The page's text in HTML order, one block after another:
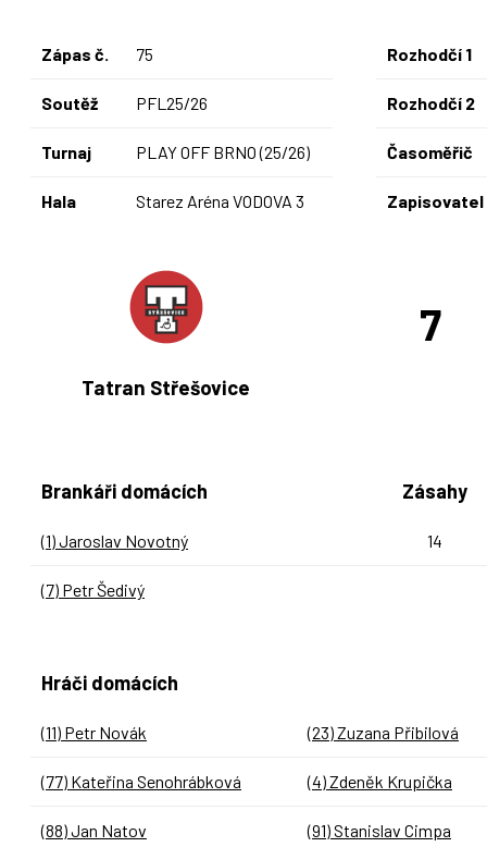
Zápas č. 75
Soutěž PFL25/26
Turnaj PLAY OFF BRNO (25/26)
Hala Starez Aréna VODOVA 3
Rozhodčí 1
Rozhodčí 2
Časoměřič
Zapisovatel
Tatran Střešovice
7
Brankáři domácích Zásahy
(1) Jaroslav Novotný 14
(7) Petr Šedivý
Hráči domácích
(11) Petr Novák (23) Zuzana Přibilová
(77) Kateřina Senohrábková (4) Zdeněk Krupička
(88) Jan Natov (91) Stanislav Cimpa